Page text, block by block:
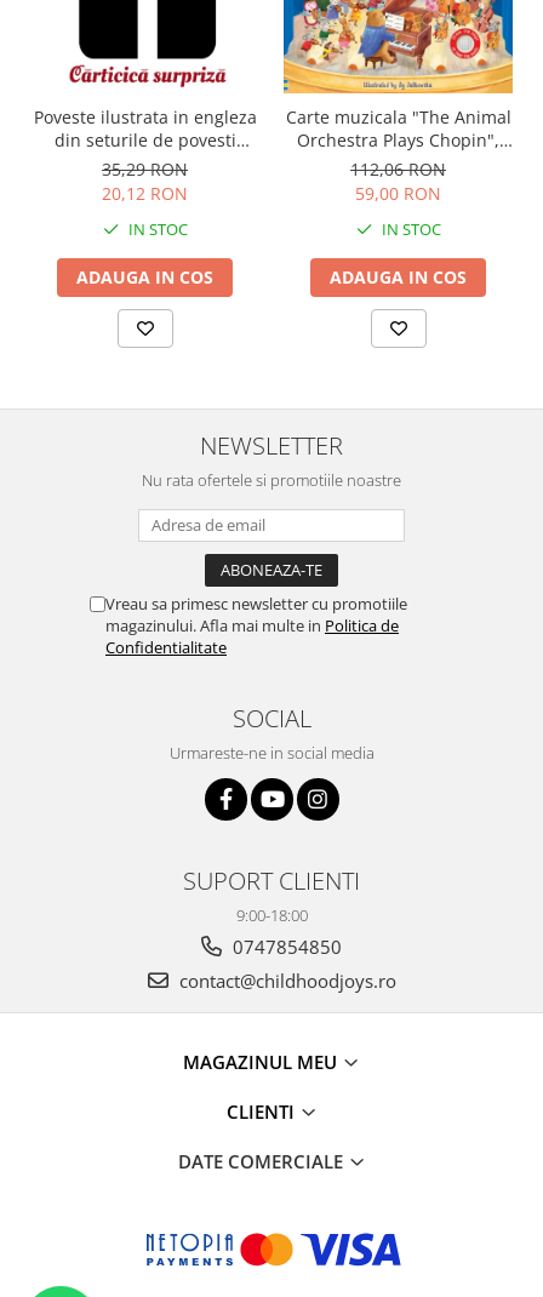
Poveste ilustrata in engleza
din seturile de povesti
Usborne
35,29 RON
20,12 RON
IN STOC
ADAUGA IN COS
Carte muzicala "The Animal
Orchestra Plays Chopin",
cartonata, Usborne
112,06 RON
59,00 RON
IN STOC
ADAUGA IN COS
NEWSLETTER
Nu rata ofertele si promotiile noastre
Vreau sa primesc newsletter cu promotiile
magazinului. Afla mai multe in Politica de
Confidentialitate
SOCIAL
Urmareste-ne in social media
SUPORT CLIENTI
9:00-18:00
0747854850
contact@childhoodjoys.ro
MAGAZINUL MEU
CLIENTI
DATE COMERCIALE